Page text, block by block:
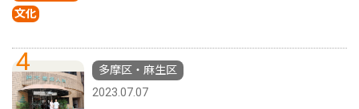
文化
4
多摩区・麻生区
2023.07.07